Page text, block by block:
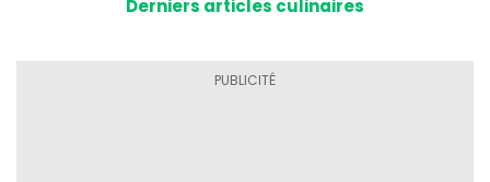
Derniers articles culinaires